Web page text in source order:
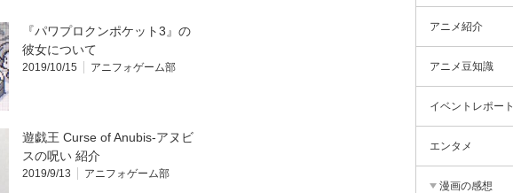
『パワプロクンポケット3』の
彼女について
2019/10/15 アニフォゲーム部
遊戯王 Curse of Anubis-アヌビ
スの呪い 紹介
2019/9/13 アニフォゲーム部
アニメ紹介
アニメ豆知識
イベントレポート
エンタメ
漫画の感想